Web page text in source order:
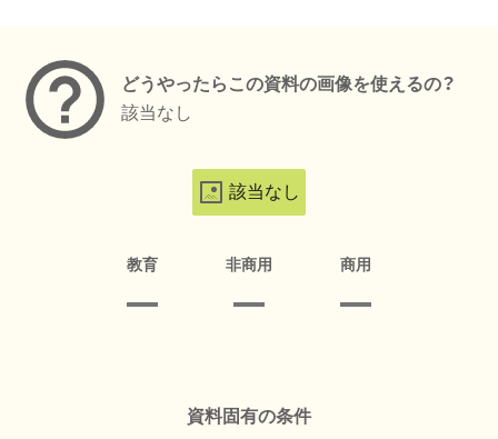
どうやったらこの資料の画像を使えるの？
該当なし
該当なし
教育 非商用 商用
資料固有の条件